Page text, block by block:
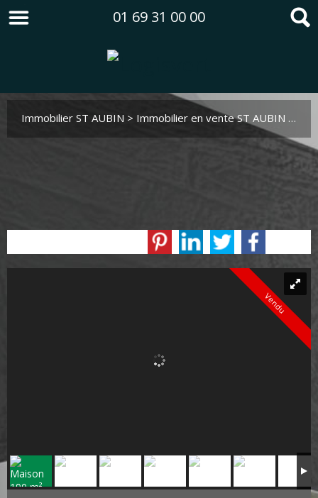
01 69 31 00 00
Immobilier ST AUBIN > Immobilier en vente ST AUBIN >
Vendu